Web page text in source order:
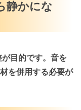
静かにな
目的です。音を
を併用する必要が